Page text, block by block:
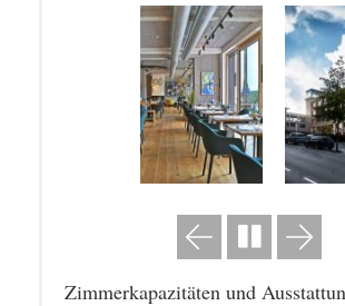
Zimmerkapazitäten und